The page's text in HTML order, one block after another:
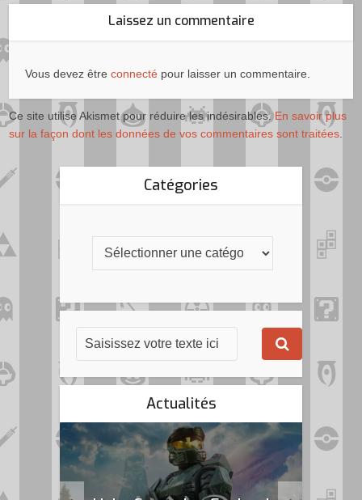
Laissez un commentaire
Vous devez êtreconnecté pour laisser un commentaire.
Ce site utilise Akismet pour réduire les indésirables.En savoir plus
sur la façon dont les données de vos commentaires sont traitées.
Catégories
Actualités